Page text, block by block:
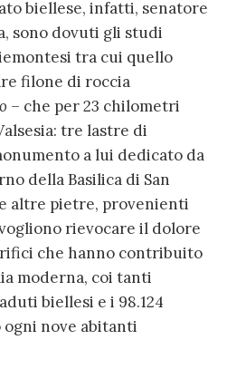
biellese, infatti, senatore
sono dovuti gli studi
tra cui quello
filone di roccia
– che per 23 chilometri
tre lastre di
a lui dedicato da
della Basilica di San
altre pietre, provenienti
rievocare il dolore
che hanno contribuito
moderna, coi tanti
biellesi e i 98.124
nove abitanti